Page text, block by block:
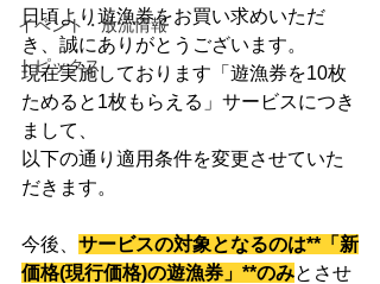
イベント・放流情報
トピックス
日頃より遊漁券をお買い求めいただ
き、誠にありがとうございます。
現在実施しております「遊漁券を10枚
ためると1枚もらえる」サービスにつき
まして、
以下の通り適用条件を変更させていた
だきます。
今後、 サービスの対象となるのは**「新
価格(現行価格)の遊漁券」**のみとさせ